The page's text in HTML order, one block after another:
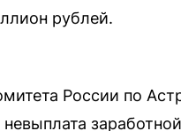
рублей.
России по